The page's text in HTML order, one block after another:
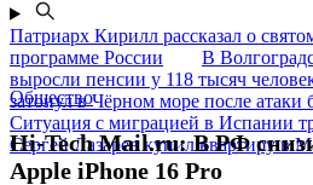
Патриарх Кирилл рассказал о
программе России
В
выросли пенсии у 118 тысяч
затонул в Чёрном море после атаки
Ситуация с миграцией в Испании
Сергей Лазарев купил квартиру в
Общество
Hi-Tech Mail.ru: В РФ
Apple iPhone 16 Pro